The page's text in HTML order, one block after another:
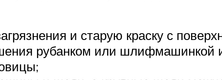
и старую краску с
рубанком или шлифмашинкой и